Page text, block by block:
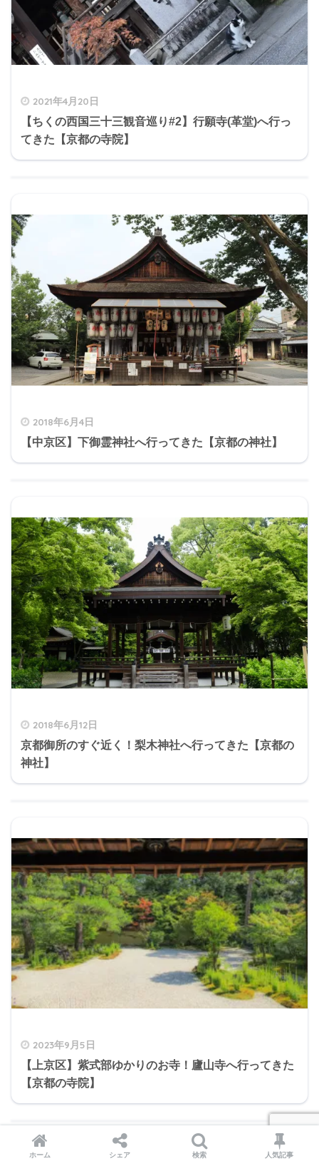
2021年4月20日
【ちくの西国三十三観音巡り#2】行願寺(革堂)へ行っ
てきた【京都の寺院】
2018年6月4日
【中京区】下御霊神社へ行ってきた【京都の神社】
2018年6月12日
京都御所のすぐ近く！梨木神社へ行ってきた【京都の
神社】
2023年9月5日
【上京区】紫式部ゆかりのお寺！廬山寺へ行ってきた
【京都の寺院】
ホーム シェア 検索 人気記事